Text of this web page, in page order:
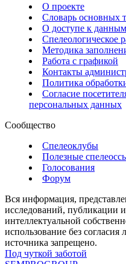
О проекте
Словарь основных
О доступе к данным
Спелеологическое
Методика
Работа с графикой
Контакты
Политика
Согласие
персональных данных
Сообщество
Спелеоклубы
Полезные
Голосования
Форум
Вся информация,
исследований, публикации и
интеллектуальной
использование без согласия
источника запрещено.
Под чуткой заботой